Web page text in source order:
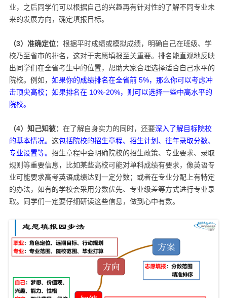
业，之后同学们可以根据自己的兴趣再有针对性的了解不同专业未
来的发展方向，确定填报目标。
（3）准确定位： 根据平时成绩或模拟成绩，明确自己在班级、学
校乃至省市的排名，这对于志愿填报至关重要。排名能直观地反映
出同学们在全省考生中的位置，帮助大家合理选择适合自己水平的
院校。例如， 如果你的成绩排名在全省前 5%，那么你可以考虑冲
击顶尖高校；如果排名在 10%-20%，则可以选择一些中高水平的
院校。​
（4）知己知彼： 在了解自身实力的同时，还要深入了解目标院校
的基本情况。 这包括院校的招生章程、招生计划、往年录取分数、
专业设置等。 招生章程中会明确院校的招生政策、专业要求、录取
规则等重要信息，比如某些高校可能对单科成绩有要求，像英语专
业可能要求高考英语成绩达到一定分数；或者在专业分配上有特定
的办法，如有的学校会采用分数优先、专业级差等方式进行专业录
取。同学们一定要仔细研读这些信息，做到心中有数。​